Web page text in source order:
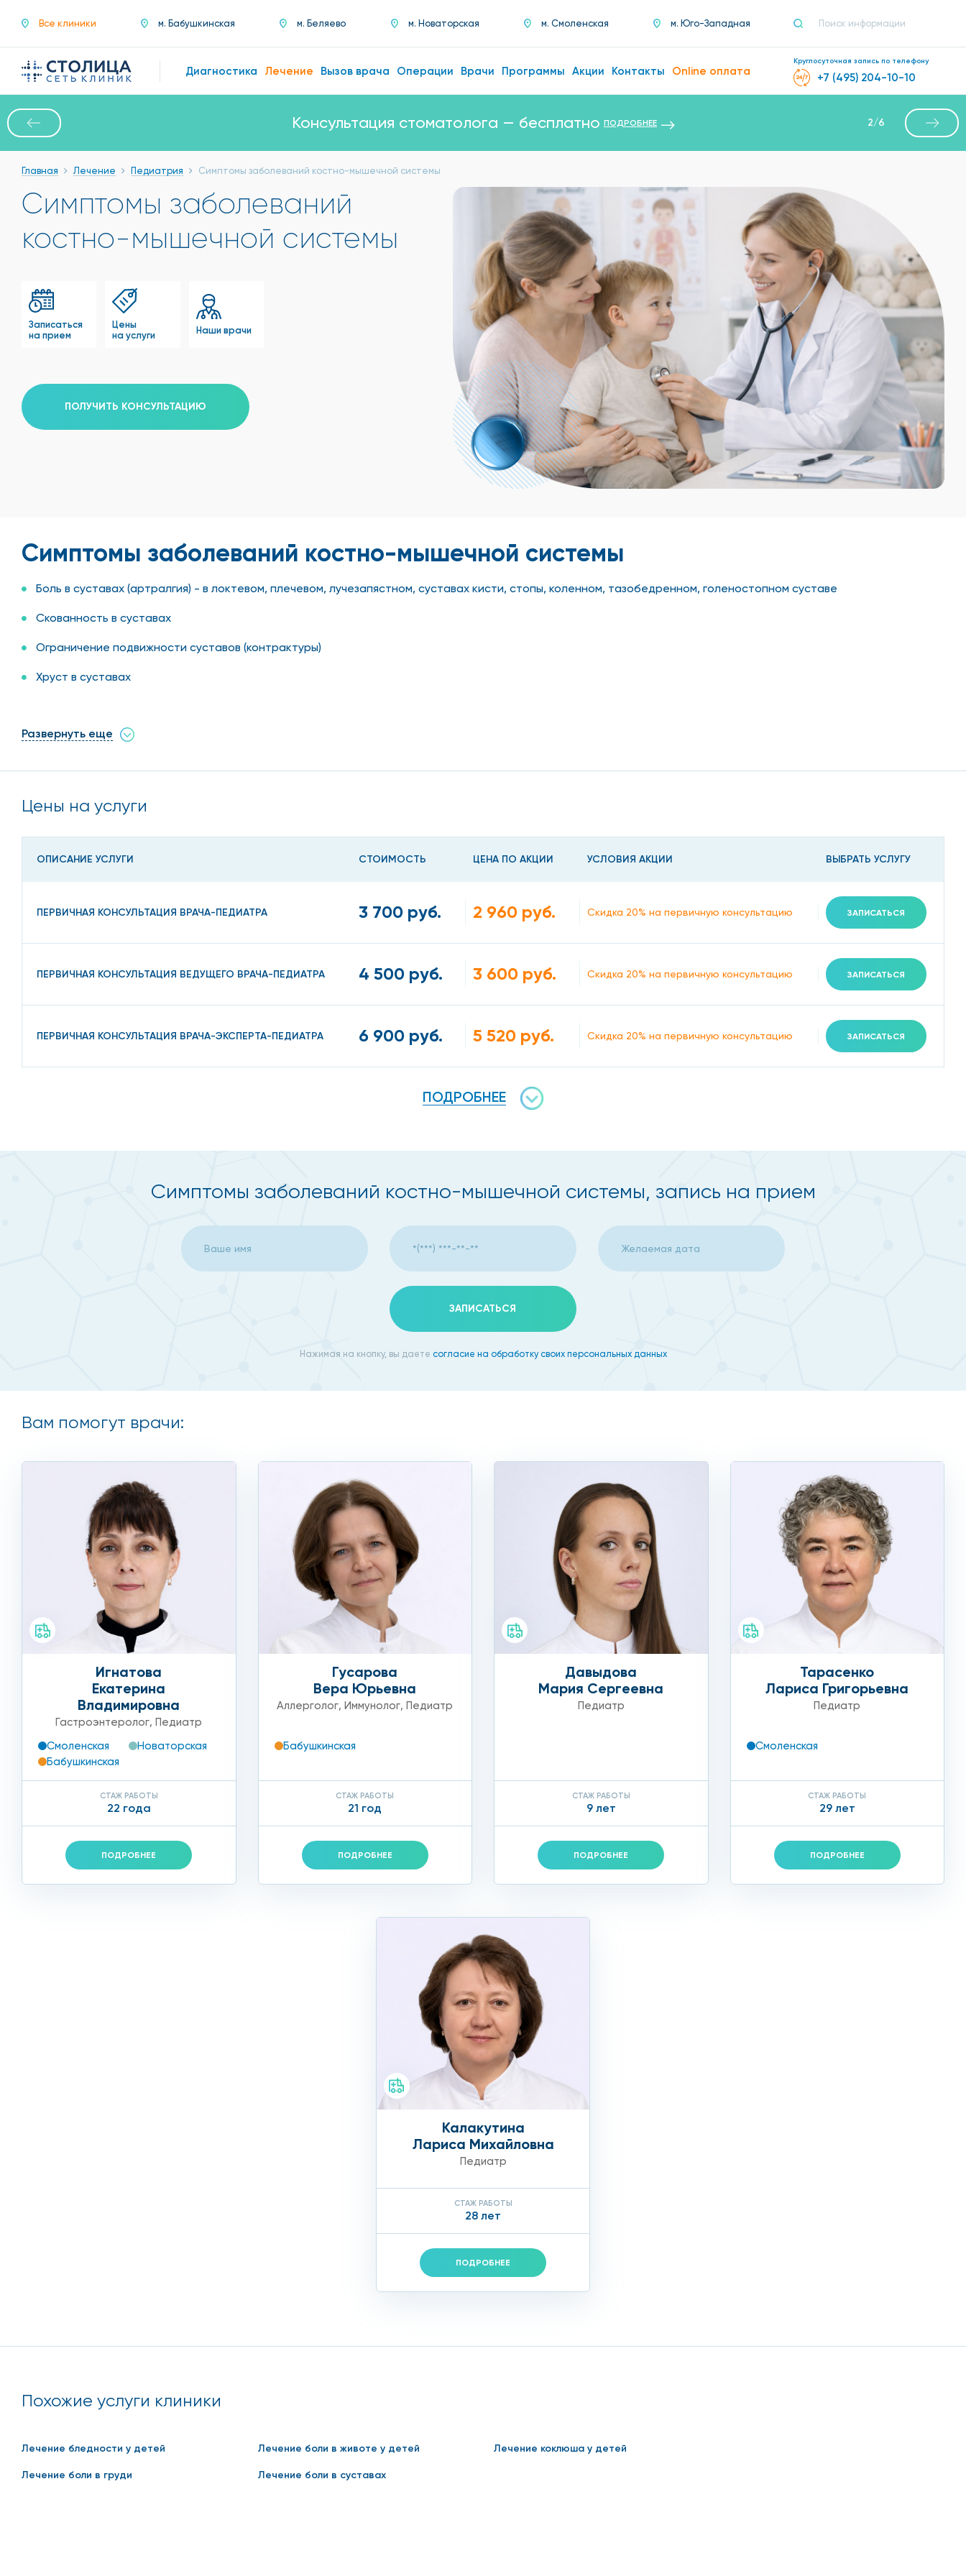
Все клиники м. Бабушкинская м. Беляево м. Новаторская м. Смоленская м. Юго-Западная
Диагностика Лечение Вызов врача Операции Врачи Программы Акции Контакты Online оплата
Круглосуточная запись по телефону
+7 (495) 204-10-10
Консультация стоматолога — бесплатно ПОДРОБНЕЕ 2/6
Главная Лечение Педиатрия Симптомы заболеваний костно-мышечной системы
Симптомы заболеваний
костно-мышечной системы
Записаться
на прием
Цены
на услуги
Наши врачи
ПОЛУЧИТЬ КОНСУЛЬТАЦИЮ
Симптомы заболеваний костно-мышечной системы
Боль в суставах (артралгия) - в локтевом, плечевом, лучезапястном, суставах кисти, стопы, коленном, тазобедренном, голеностопном суставе
Скованность в суставах
Ограничение подвижности суставов (контрактуры)
Хруст в суставах
Боль в стопе
Развернуть еще
Цены на услуги
ОПИСАНИЕ УСЛУГИ СТОИМОСТЬ ЦЕНА ПО АКЦИИ УСЛОВИЯ АКЦИИ ВЫБРАТЬ УСЛУГУ
ПЕРВИЧНАЯ КОНСУЛЬТАЦИЯ ВРАЧА-ПЕДИАТРА 3 700 руб. 2 960 руб. Скидка 20% на первичную консультацию ЗАПИСАТЬСЯ
ПЕРВИЧНАЯ КОНСУЛЬТАЦИЯ ВЕДУЩЕГО ВРАЧА-ПЕДИАТРА 4 500 руб. 3 600 руб. Скидка 20% на первичную консультацию ЗАПИСАТЬСЯ
ПЕРВИЧНАЯ КОНСУЛЬТАЦИЯ ВРАЧА-ЭКСПЕРТА-ПЕДИАТРА 6 900 руб. 5 520 руб. Скидка 20% на первичную консультацию ЗАПИСАТЬСЯ
ПОДРОБНЕЕ
Симптомы заболеваний костно-мышечной системы, запись на прием
ЗАПИСАТЬСЯ
Нажимая на кнопку, вы даете согласие на обработку своих персональных данных
Вам помогут врачи:
Игнатова
Екатерина
Владимировна
Гастроэнтеролог,Педиатр
Смоленская
Новаторская
Бабушкинская
СТАЖ РАБОТЫ
22 года
ПОДРОБНЕЕ
Гусарова
Вера Юрьевна
Аллерголог,Иммунолог,Педиатр
Бабушкинская
СТАЖ РАБОТЫ
21 год
ПОДРОБНЕЕ
Давыдова
Мария Сергеевна
Педиатр
СТАЖ РАБОТЫ
9 лет
ПОДРОБНЕЕ
Тарасенко
Лариса Григорьевна
Педиатр
Смоленская
СТАЖ РАБОТЫ
29 лет
ПОДРОБНЕЕ
Калакутина
Лариса Михайловна
Педиатр
СТАЖ РАБОТЫ
28 лет
ПОДРОБНЕЕ
Похожие услуги клиники
Лечение бледности у детей
Лечение боли в груди
Лечение боли в животе у детей
Лечение боли в суставах
Лечение коклюша у детей